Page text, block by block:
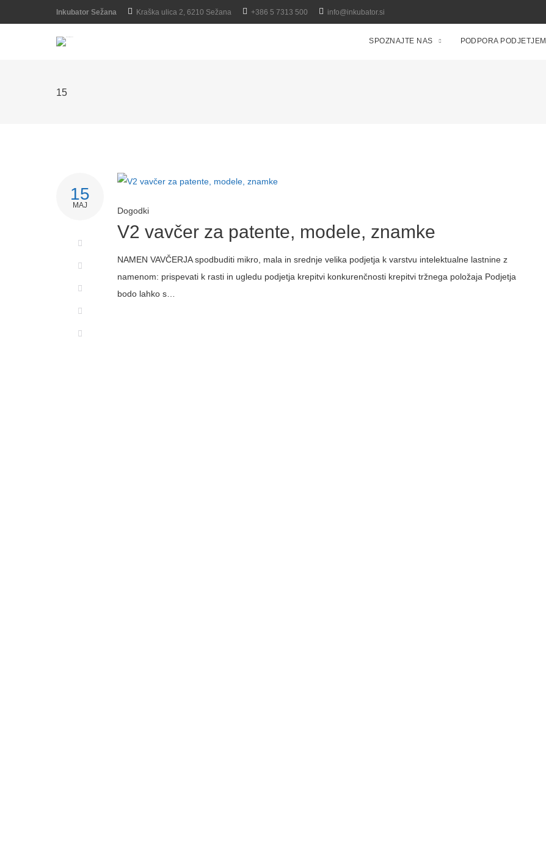
Inkubator Sežana Kraška ulica 2, 6210 Sežana +386 5 7313 500 info@inkubator.si
SPOZNAJTE NAS PODPORA PODJETJEM
15
15
MAJ
Dogodki
V2 vavčer za patente, modele, znamke
NAMEN VAVČERJA spodbuditi mikro, mala in srednje velika podjetja k varstvu intelektualne lastnine z
namenom: prispevati k rasti in ugledu podjetja krepitvi konkurenčnosti krepitvi tržnega položaja Podjetja
bodo lahko s…